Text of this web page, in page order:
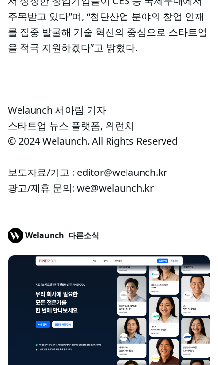
주목받고 있다”며, “첨단산업 분야의 창업 인재
를 집중 발굴해 기술 혁신의 중심으로 스타트업
을 적극 지원하겠다”고 밝혔다.
Welaunch 서아림 기자
스타트업 뉴스 플랫폼, 위런치
© 2024 Welaunch. All Rights Reserved
보도자료/기고 : editor@welaunch.kr
광고/제휴 문의: we@welaunch.kr
Welaunch 다른소식